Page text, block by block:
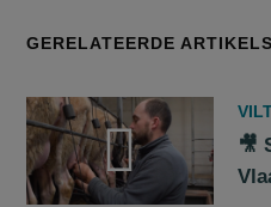
GERELATEERDE ARTIKELS
🎥